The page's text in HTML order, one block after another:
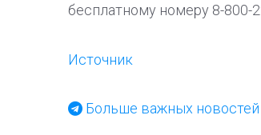
бесплатному номеру 8-800-
Источник
Больше важных новостей